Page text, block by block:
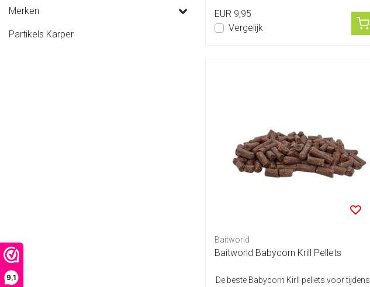
9,1
Merken
Partikels Karper
EUR 9,95
Vergelijk
Baitworld
Baitworld Babycorn Krill Pellets
De beste Babycorn Kirll pellets voor tijdens